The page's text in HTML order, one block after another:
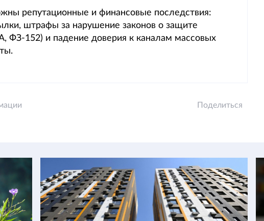
репутационные и финансовые последствия:
штрафы за нарушение законов о защите
ФЗ-152) и падение доверия к каналам массовых
Поделиться